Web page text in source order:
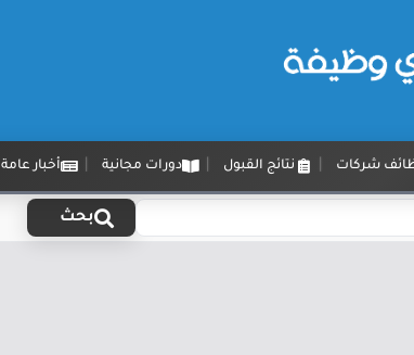
شركات نتائج القبول دورات مجانية أخبار عامة
بحث